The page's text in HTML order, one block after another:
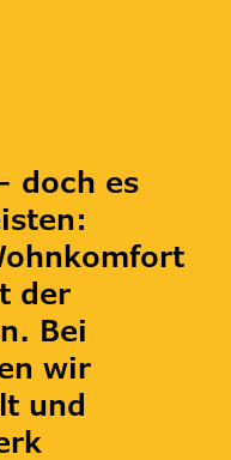
doch es
der
Bei
wir
und